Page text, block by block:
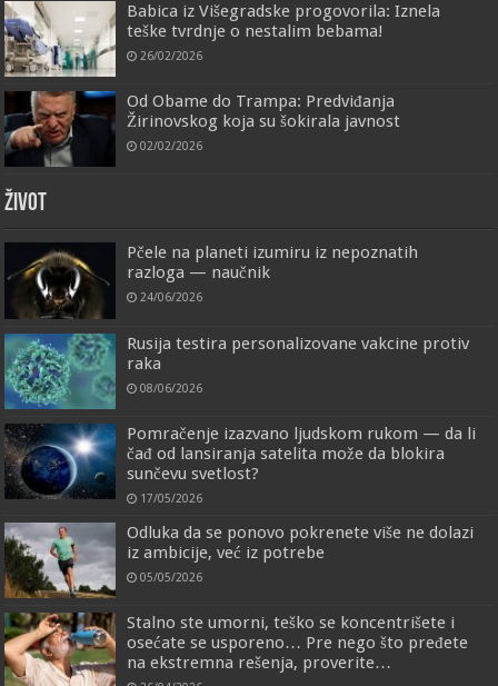
Babica iz Višegradske progovorila: Iznela
teške tvrdnje o nestalim bebama!
26/02/2026
Od Obame do Trampa: Predviđanja
Žirinovskog koja su šokirala javnost
02/02/2026
ŽIVOT
Pčele na planeti izumiru iz nepoznatih
razloga — naučnik
24/06/2026
Rusija testira personalizovane vakcine protiv
raka
08/06/2026
Pomračenje izazvano ljudskom rukom — da li
čađ od lansiranja satelita može da blokira
sunčevu svetlost?
17/05/2026
Odluka da se ponovo pokrenete više ne dolazi
iz ambicije, već iz potrebe
05/05/2026
Stalno ste umorni, teško se koncentrišete i
osećate se usporeno… Pre nego što pređete
na ekstremna rešenja, proverite…